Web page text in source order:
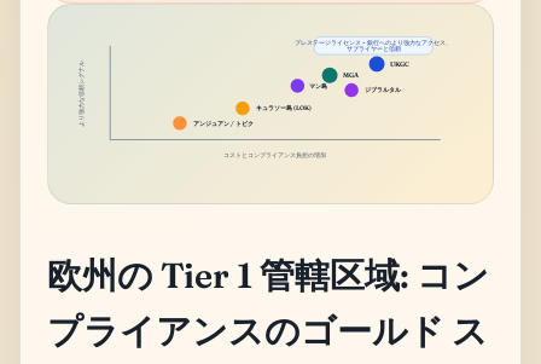
コストとコンプライアンス負担の増加
より強力な信頼シグナル UKGC
MGA
マン島
ジブラルタル
キュラソー島 (LOK)
アンジュアン / トビク
プレステージライセンス = 銀行へのより強力なアクセス、
サプライヤーと信頼
欧州の Tier 1 管轄区域: コン
プライアンスのゴールド ス